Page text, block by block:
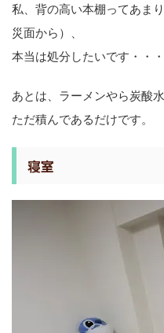
私、背の高い本棚ってあま
災面から）、
本当は処分したいです・・・
あとは、ラーメンやら炭酸
ただ積んであるだけです。
寝室